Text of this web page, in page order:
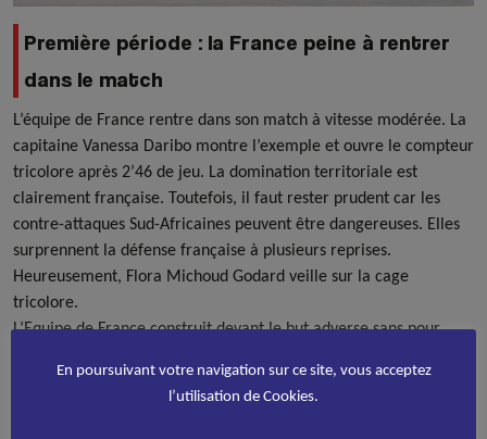
Première période : la France peine à rentrer
dans le match
L’équipe de France rentre dans son match à vitesse modérée. La
capitaine Vanessa Daribo montre l’exemple et ouvre le compteur
tricolore après 2’46 de jeu. La domination territoriale est
clairement française. Toutefois, il faut rester prudent car les
contre-attaques Sud-Africaines peuvent être dangereuses. Elles
surprennent la défense française à plusieurs reprises.
Heureusement, Flora Michoud Godard veille sur la cage
tricolore.
L’Equipe de France construit devant le but adverse sans pour
Vanessa Daribo et Julie Lafourcade. Frédérique Denest fait son
entrée à la place de Célia Gohet. Elle donne un peu d’air au
En poursuivant votre navigation sur ce site, vous acceptez
l’utilisation de Cookies.